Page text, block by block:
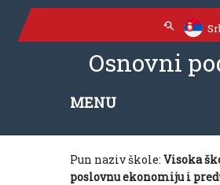
Osnovni
Pun naziv škole: Visoka
poslovnu ekonomiju i